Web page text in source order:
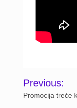
Post
Previous:
Promocija treće